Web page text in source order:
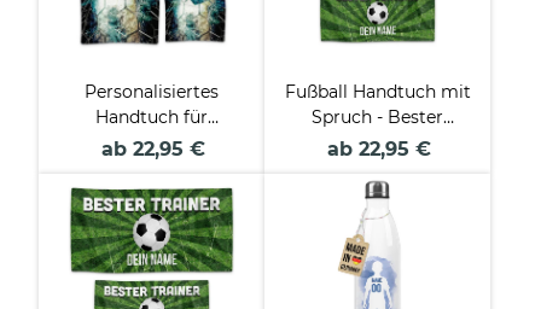
Personalisiertes
Handtuch für
Fußballspieler und
ab 22,95 €
Fußball Handtuch mit
Spruch - Bester
Torwart - mit Name -
ab 22,95 €